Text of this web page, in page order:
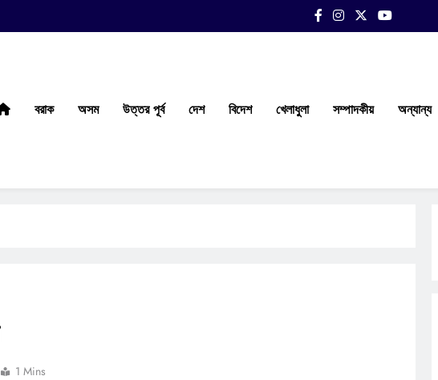
বরাক অসম উত্তর পূর্ব দেশ বিদেশ খেলাধুলা সম্পাদকীয় অন্যান্য
1 Mins